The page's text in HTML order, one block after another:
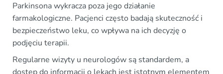
Parkinsona wykracza poza jego działanie
farmakologiczne. Pacjenci często badają skuteczność i
bezpieczeństwo leku, co wpływa na ich decyzję o
podjęciu terapii.
Regularne wizyty u neurologów są standardem, a